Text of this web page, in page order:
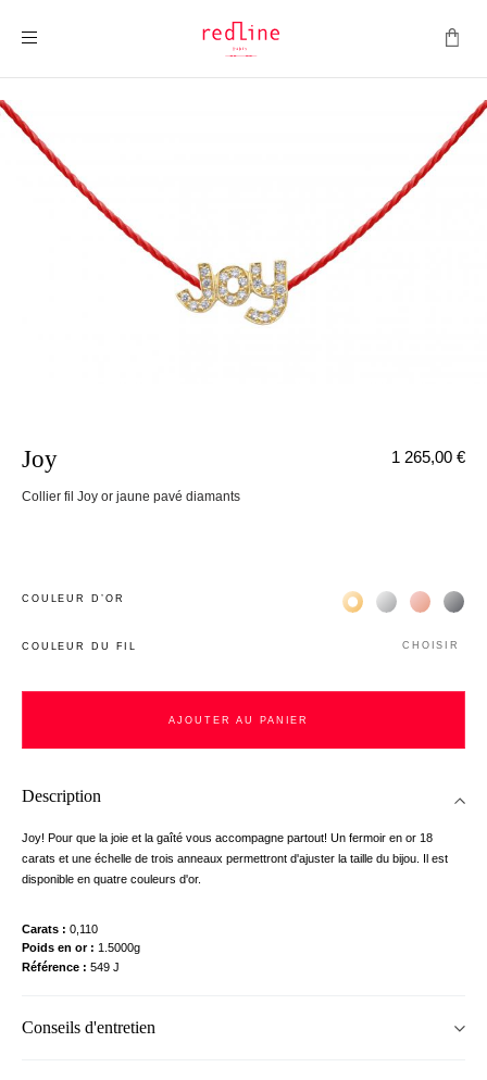
Joy
Collier fil Joy or jaune pavé diamants
1 265,00 €
COULEUR D’OR Жёлтое золото 18К
Белое золото
Розовое
COULEUR DU FIL CHOISIR
AJOUTER AU PANIER
AJOUTER AU PANIER
Description
Joy! Pour que la joie et la gaîté vous accompagne partout! Un fermoir en or 18
carats et une échelle de trois anneaux permettront d'ajuster la taille du bijou. Il est
disponible en quatre couleurs d'or.
Carats
0,110
Poids en or
1.5000g
Référence
549 J
Conseils d'entretien